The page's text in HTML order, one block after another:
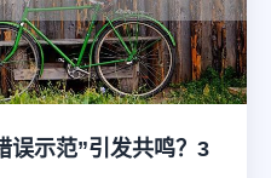
误示范”引发共鸣？3